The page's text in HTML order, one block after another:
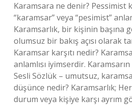
Karamsara ne denir? Pessimist
“karamsar” veya “pesimist”
Karamsarlık, bir kişinin başına
olumsuz bir bakış açısı olarak
Karamsar karşıtı nedir?
anlamlısı iyimserdir. Karamsarın
Sesli Sözlük – umutsuz,
düşünce nedir? Karamsarlık;
durum veya kişiye karşı ayrım